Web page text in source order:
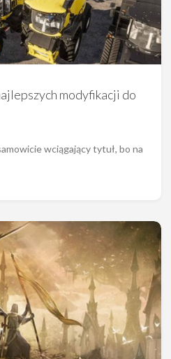
modyfikacji do
wciągający tytuł, bo na